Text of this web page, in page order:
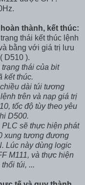
thành, kết thúc:
thái kết thúc lệnh
bằng với giá trị lưu
D510 ).
thái của bit
kết thúc.
dài túi tương
trên và nạp giá trị
tốc độ tùy theo yêu
D500.
sẽ thực hiện phát
xung tương đương
Lúc này dùng logic
M111, và thực hiện
túi, ...